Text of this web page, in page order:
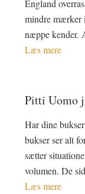
England
mindre mærker
næppe kender.
Læs mere
Pitti Uomo
Har dine
bukser ser alt
sætter
volumen. De
Læs mere